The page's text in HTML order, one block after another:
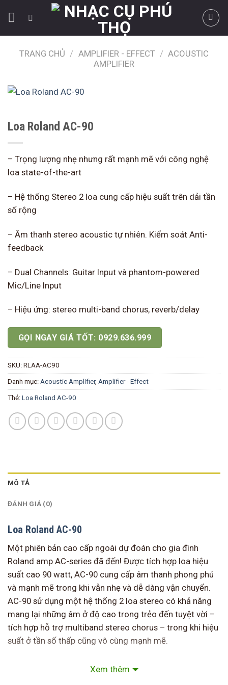
TRANG CHỦ / AMPLIFIER - EFFECT / ACOUSTIC
AMPLIFIER
Loa Roland AC-90
– Trọng lượng nhẹ nhưng rất mạnh mẽ với công nghệ
loa state-of-the-art
– Hệ thống Stereo 2 loa cung cấp hiệu suất trên dải tần
số rộng
– Âm thanh stereo acoustic tự nhiên. Kiểm soát Anti-
feedback
– Dual Channels: Guitar Input và phantom-powered
Mic/Line Input
– Hiệu ứng: stereo multi-band chorus, reverb/delay
GỌI NGAY GIÁ TỐT: 0929.636.999
SKU: RLAA-AC90
Danh mục: Acoustic Amplifier, Amplifier - Effect
Thẻ: Loa Roland AC-90
MÔ TẢ
ĐÁNH GIÁ (0)
Loa Roland AC-90
Một phiên bản cao cấp ngoài dự đoán cho gia đình
Roland amp AC-series đã đến! Được tích hợp loa hiệu
suất cao 90 watt, AC-90 cung cấp âm thanh phong phú
và mạnh mẽ trong khi vẫn nhẹ và dễ dàng vận chuyển.
AC-90 sử dụng một hệ thống 2 loa stereo có khả năng
mang lại những âm ở độ cao trong trẻo đến tuyệt vời –
tích hợp hỗ trợ multiband stereo chorus – trong khi hiệu
suất ở tần số thấp cũng vô cùng mạnh mẽ.
Xem thêm